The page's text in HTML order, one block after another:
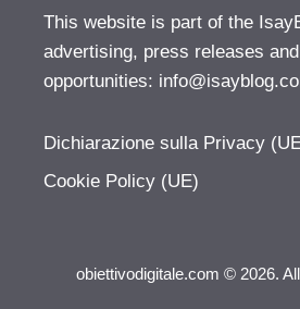
This website is part of the
advertising, press releases
opportunities:
Dichiarazione sulla Privacy
Cookie Policy (UE)
obiettivodigitale.com © 2026.